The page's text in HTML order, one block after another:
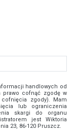
handlowych od
prawo cofnąć zgodę w
zgody). Mam
lub ograniczenia
skargi do organu
jest Wiktoria
23, 86-120 Pruszcz.